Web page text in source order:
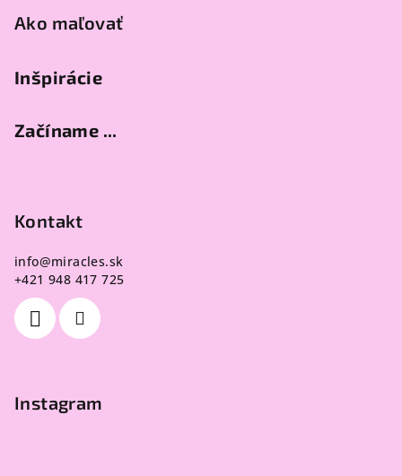
Ako maľovať
Inšpirácie
Začíname ...
Kontakt
info@miracles.sk
+421 948 417 725
Instagram